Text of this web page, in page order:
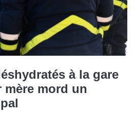
à la gare
mord un